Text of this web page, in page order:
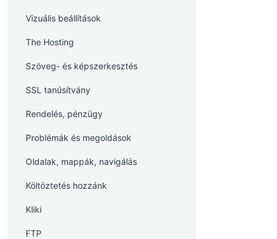
Vizuális beállítások
The Hosting
Szöveg- és képszerkesztés
SSL tanúsítvány
Rendelés, pénzügy
Problémák és megoldások
Oldalak, mappák, navigálás
Költöztetés hozzánk
Kliki
FTP